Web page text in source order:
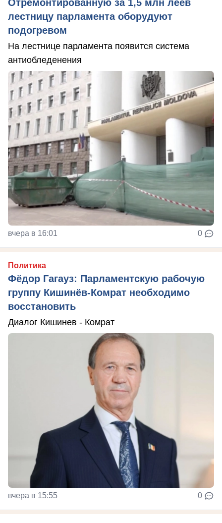
Отремонтированную за 1,5 млн леев
лестницу парламента оборудуют
подогревом
На лестнице парламента появится система
антиобледенения
вчера в 16:01 0
Политика
Фёдор Гагауз: Парламентскую рабочую
группу Кишинёв-Комрат необходимо
восстановить
Диалог Кишинев - Комрат
вчера в 15:55 0